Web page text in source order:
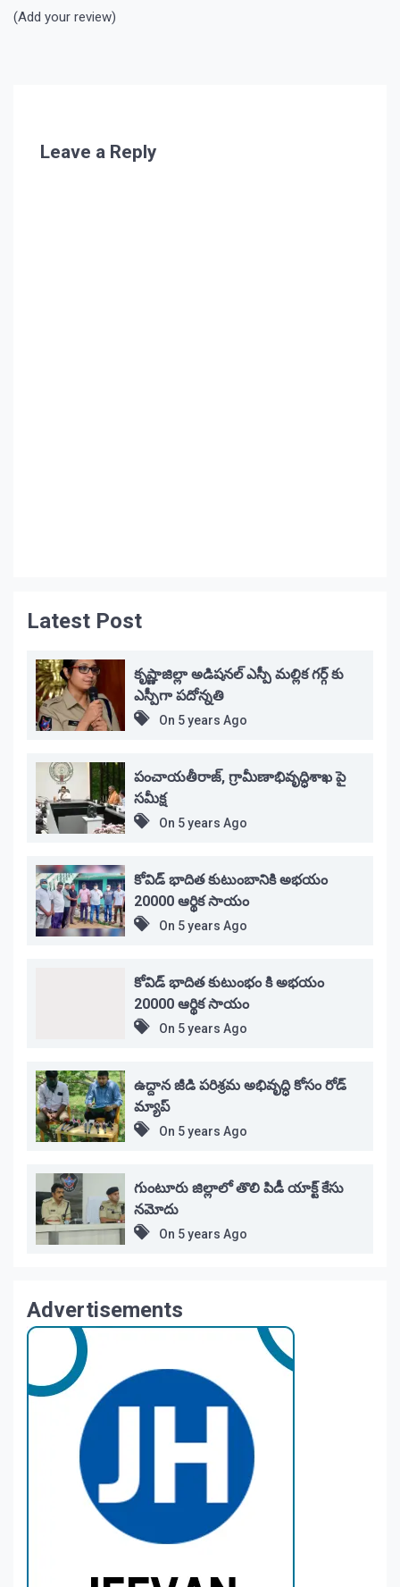
(Add your review)
Leave a Reply
Latest Post
కృష్ణాజిల్లా అడిషనల్ ఎస్పీ మల్లిక గర్గ్ కు
ఎస్పీగా పదోన్నతి
On 5 years Ago
పంచాయతీరాజ్, గ్రామీణాభివృద్ధిశాఖ పై
సమీక్ష
On 5 years Ago
కోవిడ్ భాదిత కుటుంబానికి అభయం
20000 ఆర్థిక సాయం
On 5 years Ago
కోవిడ్ భాదిత కుటుంభం కి అభయం
20000 ఆర్థిక సాయం
On 5 years Ago
ఉద్దాన జీడి పరిశ్రమ అభివృద్ధి కోసం రోడ్
మ్యాప్
On 5 years Ago
గుంటూరు జిల్లాలో తొలి పిడీ యాక్ట్ కేసు
నమోదు
On 5 years Ago
Advertisements